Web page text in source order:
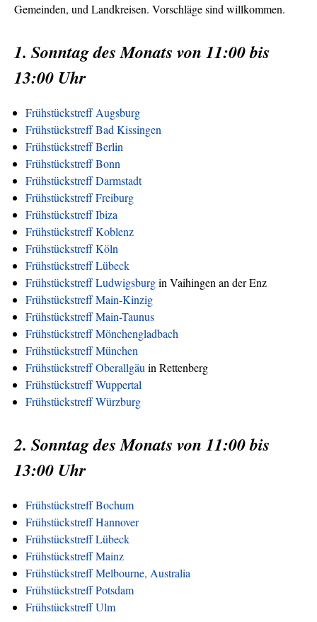
Gemeinden, und Landkreisen. Vorschläge sind willkommen.
1. Sonntag des Monats von 11:00 bis
13:00 Uhr
Frühstückstreff Augsburg
Frühstückstreff Bad Kissingen
Frühstückstreff Berlin
Frühstückstreff Bonn
Frühstückstreff Darmstadt
Frühstückstreff Freiburg
Frühstückstreff Ibiza
Frühstückstreff Koblenz
Frühstückstreff Köln
Frühstückstreff Lübeck
Frühstückstreff Ludwigsburgin Vaihingen an der Enz
Frühstückstreff Main-Kinzig
Frühstückstreff Main-Taunus
Frühstückstreff Mönchengladbach
Frühstückstreff München
Frühstückstreff Oberallgäu in Rettenberg
Frühstückstreff Wuppertal
Frühstückstreff Würzburg
2. Sonntag des Monats von 11:00 bis
13:00 Uhr
Frühstückstreff Bochum
Frühstückstreff Hannover
Frühstückstreff Lübeck
Frühstückstreff Mainz
Frühstückstreff Melbourne, Australia
Frühstückstreff Potsdam
Frühstückstreff Ulm